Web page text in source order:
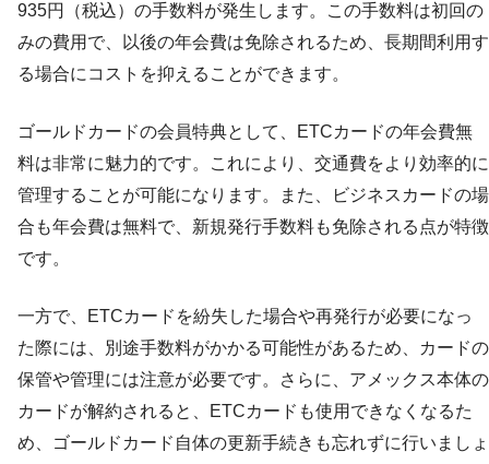
935円（税込）の手数料が発生します。この手数料は初回の
みの費用で、以後の年会費は免除されるため、長期間利用す
る場合にコストを抑えることができます。
ゴールドカードの会員特典として、ETCカードの年会費無
料は非常に魅力的です。これにより、交通費をより効率的に
管理することが可能になります。また、ビジネスカードの場
合も年会費は無料で、新規発行手数料も免除される点が特徴
です。
一方で、ETCカードを紛失した場合や再発行が必要になっ
た際には、別途手数料がかかる可能性があるため、カードの
保管や管理には注意が必要です。さらに、アメックス本体の
カードが解約されると、ETCカードも使用できなくなるた
め、ゴールドカード自体の更新手続きも忘れずに行いましょ